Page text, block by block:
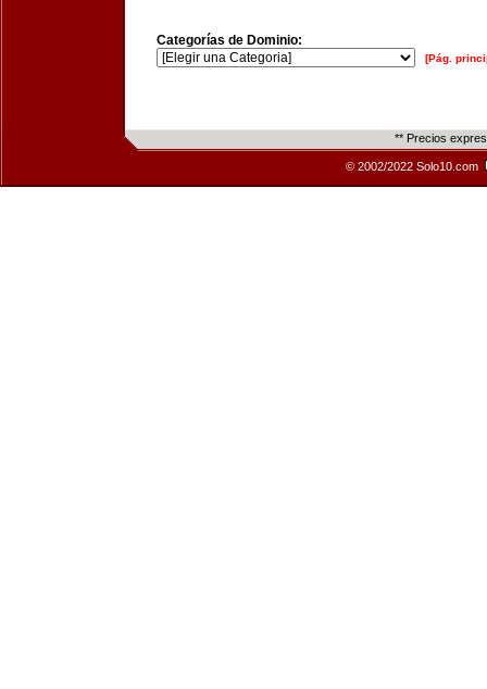
Categorías de Dominio:
[Pág.
** Precios
© 2002/2022 Solo10.com